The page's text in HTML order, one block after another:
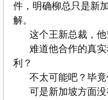
件，明确柳总只是新
解。
这个王新总裁，
难道他合作的真
利？
不太可能吧？毕竟
可是新加坡方面